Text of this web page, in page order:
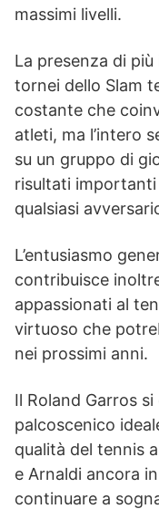
massimi livelli.
La presenza di
tornei dello Slam
costante che
atleti, ma l’intero
su un gruppo di
risultati
qualsiasi
L’entusiasmo
contribuisce
appassionati al
virtuoso che
nei prossimi anni.
Il Roland Garros
palcoscenico
qualità del tennis
e Arnaldi ancora
continuare a